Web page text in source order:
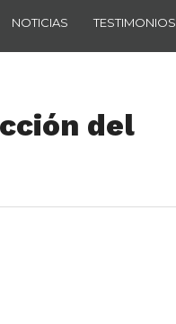
NOTICIAS TESTIMONIOS
del